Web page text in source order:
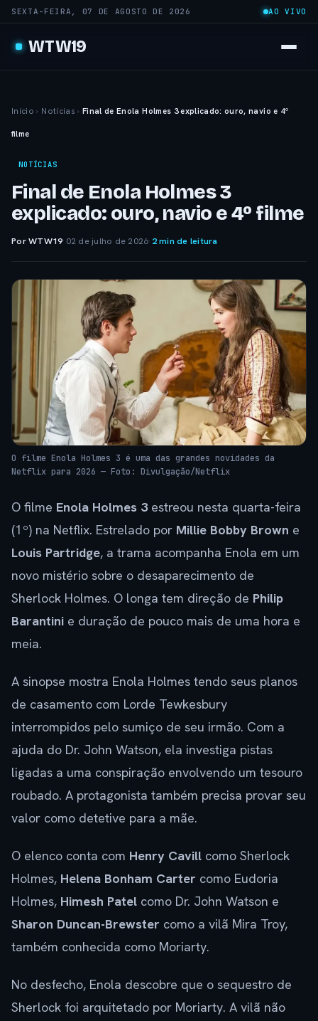
SEXTA-FEIRA, 07 DE AGOSTO DE 2026 AO VIVO
WTW19
Início › Notícias › Final de Enola Holmes 3 explicado: ouro, navio e 4º
filme
NOTÍCIAS
Final de Enola Holmes 3
explicado: ouro, navio e 4º filme
Por WTW19· 02 de julho de 2026· 2 min de leitura
O filme Enola Holmes 3 é uma das grandes novidades da
Netflix para 2026 — Foto: Divulgação/Netflix
O filme Enola Holmes 3estreou nesta quarta-feira
(1º) na Netflix. Estrelado por Millie Bobby Brown e
Louis Partridge, a trama acompanha Enola em um
novo mistério sobre o desaparecimento de
Sherlock Holmes. O longa tem direção de Philip
Barantini e duração de pouco mais de uma hora e
meia.
A sinopse mostra Enola Holmes tendo seus planos
de casamento com Lorde Tewkesbury
interrompidos pelo sumiço de seu irmão. Com a
ajuda do Dr. John Watson, ela investiga pistas
ligadas a uma conspiração envolvendo um tesouro
roubado. A protagonista também precisa provar seu
valor como detetive para a mãe.
O elenco conta com Henry Cavill como Sherlock
Holmes, Helena Bonham Carter como Eudoria
Holmes, Himesh Patel como Dr. John Watson e
Sharon Duncan-Brewster como a vilã Mira Troy,
também conhecida como Moriarty.
No desfecho, Enola descobre que o sequestro de
Sherlock foi arquitetado por Moriarty. A vilã não